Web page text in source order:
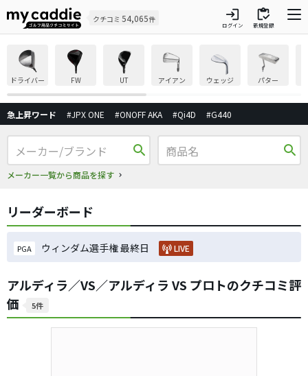
クチコミ 54,065件 login
ログイン
inventory
新規登録
ドライバー FW UT アイアン ウェッジ パター
急上昇ワード #JPX ONE #ONOFF AKA #Qi4D #G440
search
メーカー一覧から商品を探す
search
リーダーボード
PGA ウィンダム選手権 最終日 LIVE
アルディラ／VS／アルディラ VS プロトのクチコミ評
価
5件